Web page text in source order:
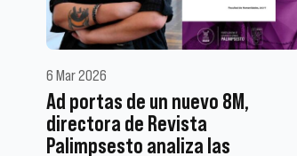
6 Mar 2026
Ad portas de un nuevo 8M,
directora de Revista
Palimpsesto analiza las